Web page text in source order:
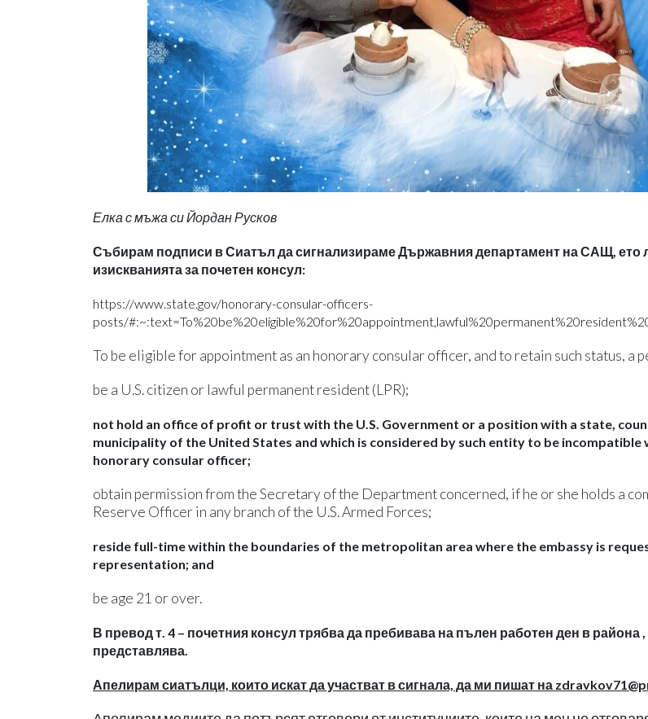
Елка с мъжа си Йордан Русков
Събирам подписи в Сиатъл да сигнализираме Държавния департамент на САЩ, ето
изискванията за почетен консул:
https://www.state.gov/honorary-consular-officers-
posts/
To be eligible for appointment as an honorary consular officer, and to retain such status, a
be a U.S. citizen or lawful permanent resident (LPR);
not hold an office of profit or trust with the U.S. Government or a position with a state,
municipality of the United States and which is considered by such entity to be incompatible
honorary consular officer;
obtain permission from the Secretary of the Department concerned, if he or she holds a
Reserve Officer in any branch of the U.S. Armed Forces;
reside full-time within the boundaries of the metropolitan area where the embassy is
representation; and
be age 21 or over.
В превод т. 4 – почетния консул трябва да пребивава на пълен работен ден в района ,
представлява.
Апелирам сиатълци, които искат да участват в сигнала, да ми пишат на